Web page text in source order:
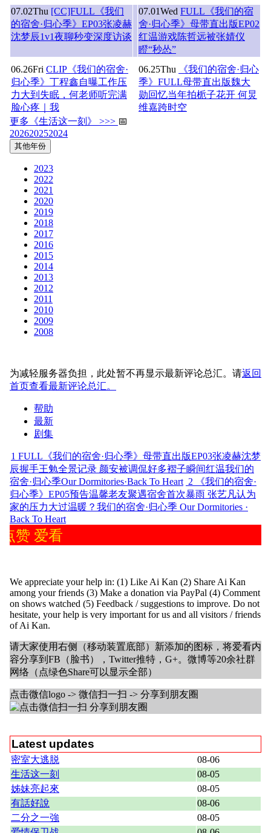
07.02Thu [CC]FULL《我们
的宿舍·归心季》EP03张凌赫
沈梦辰1v1夜聊秒变深度访谈
07.01Wed FULL《我们的宿
舍·归心季》母带直出版EP02
红温游戏陈哲远被张婧仪
瞪“秒怂”
06.26Fri CLIP《我们的宿舍·
归心季》丁程鑫自曝工作压
力大到失眠，何老师听完满
脸心疼｜我
06.25Thu
《我们的宿舍·归心
季》FULL母带直出版魏大
勋回忆当年拍栀子花开 何炅
维嘉跨时空
更多《生活这一刻》 >>> 📅
202620252024
其他年份
2023
2022
2021
2020
2019
2018
2017
2016
2015
2014
2013
2012
2011
2010
2009
2008
为减轻服务器负担，此处暂不再显示最新评论总汇。请返回
首页查看最新评论总汇。
帮助
最新
剧集
1 FULL《我们的宿舍·归心季》母带直出版EP03张凌赫沈梦
辰握手王勉全景记录 颜安被调侃好多褶子瞬间红温我们的
宿舍·归心季Our Dormitories·Back To Heart 2
《我们的宿舍·
归心季》EP05预告温馨老友聚遇宿舍首次暴雨 张艺凡认为
家的压力大过温暖？我们的宿舍·归心季 Our Dormitories ·
Back To Heart
点赞 爱看
We appreciate your help in: (1) Like Ai Kan (2) Share Ai Kan
among your friends (3) Make a donation via PayPal (4) Comment
on shows watched (5) Feedback / suggestions to improve. Do not
hesitate, your help is very important for us and all visitors / friends
of Ai Kan.
请大家使用右侧（移动装置底部）新添加的图标，将爱看内
容分享到FB（脸书），Twitter推特，G+。微博等20余社群
网络（点绿色Share可以显示全部）
点击微信logo -> 微信扫一扫 -> 分享到朋友圈
Latest updates
密室大逃脱
08-06
生活这一刻
08-05
姊妹亮起來
08-05
有話好說
08-06
二分之一強
08-05